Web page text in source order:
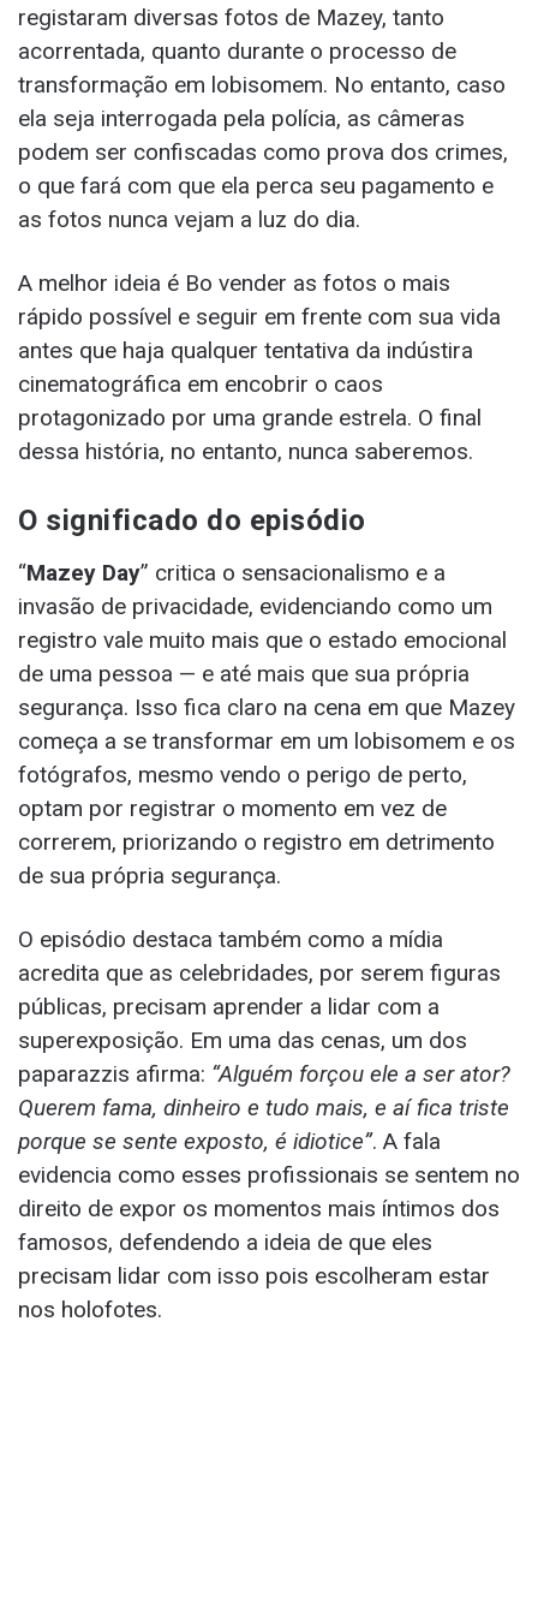
registaram diversas fotos de Mazey, tanto
acorrentada, quanto durante o processo de
transformação em lobisomem. No entanto, caso
ela seja interrogada pela polícia, as câmeras
podem ser confiscadas como prova dos crimes,
o que fará com que ela perca seu pagamento e
as fotos nunca vejam a luz do dia.
A melhor ideia é Bo vender as fotos o mais
rápido possível e seguir em frente com sua vida
antes que haja qualquer tentativa da indústira
cinematográfica em encobrir o caos
protagonizado por uma grande estrela. O final
dessa história, no entanto, nunca saberemos.
O significado do episódio
“Mazey Day” critica o sensacionalismo e a
invasão de privacidade, evidenciando como um
registro vale muito mais que o estado emocional
de uma pessoa — e até mais que sua própria
segurança. Isso fica claro na cena em que Mazey
começa a se transformar em um lobisomem e os
fotógrafos, mesmo vendo o perigo de perto,
optam por registrar o momento em vez de
correrem, priorizando o registro em detrimento
de sua própria segurança.
O episódio destaca também como a mídia
acredita que as celebridades, por serem figuras
públicas, precisam aprender a lidar com a
superexposição. Em uma das cenas, um dos
paparazzis afirma: “Alguém forçou ele a ser ator?
Querem fama, dinheiro e tudo mais, e aí fica triste
porque se sente exposto, é idiotice”. A fala
evidencia como esses profissionais se sentem no
direito de expor os momentos mais íntimos dos
famosos, defendendo a ideia de que eles
precisam lidar com isso pois escolheram estar
nos holofotes.